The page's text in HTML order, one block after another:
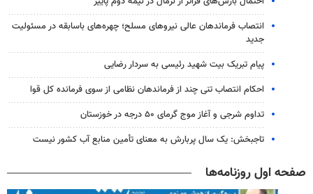
انتصاب فرماندهان عالی‌ نیروهای مسلح؛ چهره‌های باسابقه در مسئولیت‌
جدید
پیام تبریک بیت شهید رئیسی به سردار رضایی
احکام انتصاب تنی چند از فرماندهان نظامی از سوی فرمانده کل قوا
تداوم شرجی و آغاز موج گرمای ۵۰ درجه در خوزستان
تاجبخش: یک سال پربارش به معنای تأمین منابع آب کشور نیست
صفحه اول روزنامه‌ها